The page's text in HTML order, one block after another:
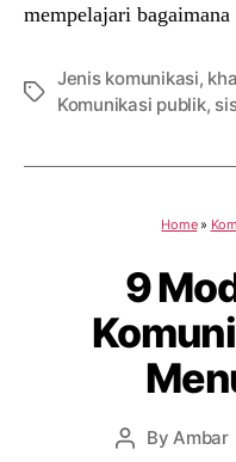
mempelajari
Tags
Jenis komunikasi,
Komunikasi publik,
Home»
9
PostByAmbar